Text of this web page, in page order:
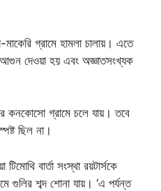
মাকেরি গ্রামে হামলা চালায়। এতে
দেওয়া হয় এবং অজ্ঞাতসংখ্যক
কনকোসো গ্রামে চলে যায়। তবে
ছিল না।
বার্তা সংস্থা রয়টার্সকে
গুলির শব্দ শোনা যায়। ‘এ পর্যন্ত